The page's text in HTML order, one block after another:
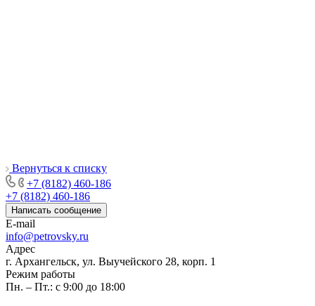
Вернуться к списку
+7 (8182) 460-186
+7 (8182) 460-186
Написать сообщение
E-mail
info@petrovsky.ru
Адрес
г. Архангельск, ул. Выучейского 28, корп. 1
Режим работы
Пн. – Пт.: с 9:00 до 18:00